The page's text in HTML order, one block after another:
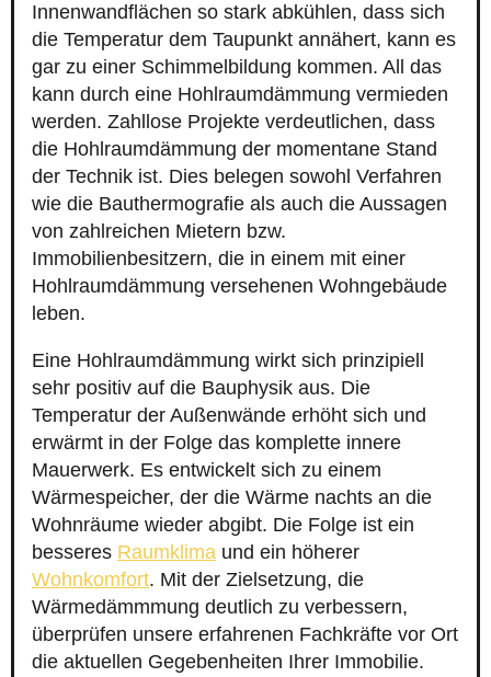
Innenwandflächen so stark abkühlen, dass sich
die Temperatur dem Taupunkt annähert, kann es
gar zu einer Schimmelbildung kommen. All das
kann durch eine Hohlraumdämmung vermieden
werden. Zahllose Projekte verdeutlichen, dass
die Hohlraumdämmung der momentane Stand
der Technik ist. Dies belegen sowohl Verfahren
wie die Bauthermografie als auch die Aussagen
von zahlreichen Mietern bzw.
Immobilienbesitzern, die in einem mit einer
Hohlraumdämmung versehenen Wohngebäude
leben.
Eine Hohlraumdämmung wirkt sich prinzipiell
sehr positiv auf die Bauphysik aus. Die
Temperatur der Außenwände erhöht sich und
erwärmt in der Folge das komplette innere
Mauerwerk. Es entwickelt sich zu einem
Wärmespeicher, der die Wärme nachts an die
Wohnräume wieder abgibt. Die Folge ist ein
besseres Raumklima und ein höherer
Wohnkomfort. Mit der Zielsetzung, die
Wärmedämmmung deutlich zu verbessern,
überprüfen unsere erfahrenen Fachkräfte vor Ort
die aktuellen Gegebenheiten Ihrer Immobilie.